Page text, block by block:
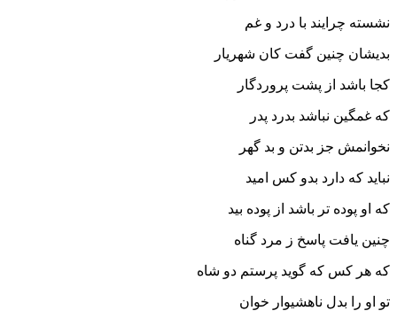
نشسته چرایند با درد و غم‏
بدیشان چنین گفت کان شهریار
کجا باشد از پشت پروردگار
که غمگین نباشد بدرد پدر
نخوانمش جز بدتن و بد گهر
نباید که دارد بدو کس امید
که او پوده تر باشد از پوده بید
چنین یافت پاسخ ز مرد گناه
که هر کس که گوید پرستم دو شاه‏
تو او را بدل ناهشیوار خوان